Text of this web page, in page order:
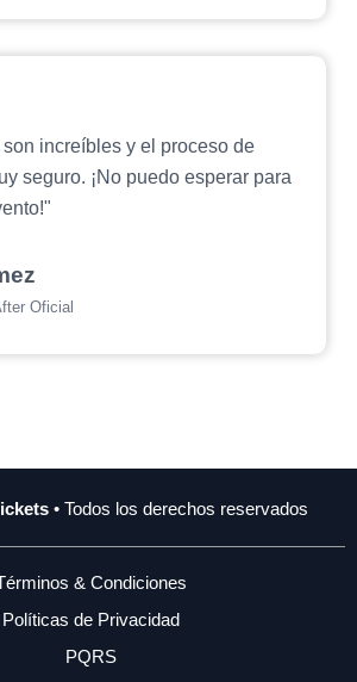
increíbles y el proceso de
seguro. ¡No puedo esperar para
Oficial
• Todos los derechos reservados
& Condiciones
Políticas de Privacidad
PQRS